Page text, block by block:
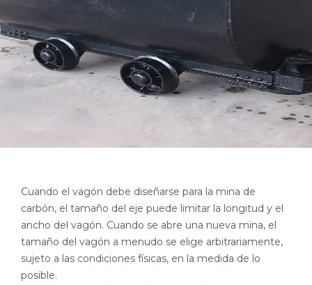
Cuando el vagón debe diseñarse para la mina de
carbón, el tamaño del eje puede limitar la longitud y el
ancho del vagón. Cuando se abre una nueva mina, el
tamaño del vagón a menudo se elige arbitrariamente,
sujeto a las condiciones físicas, en la medida de lo
posible.